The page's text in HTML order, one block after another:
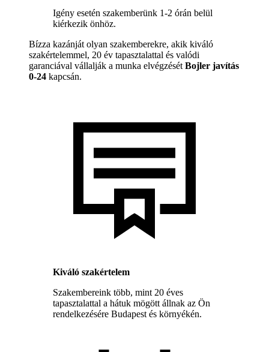
Igény esetén szakemberünk 1-2 órán belül
kiérkezik önhöz.
Bízza kazánját olyan szakemberekre, akik kiváló
szakértelemmel, 20 év tapasztalattal és valódi
garanciával vállalják a munka elvégzését Bojler javítás
0-24 kapcsán.
Kiváló szakértelem
Szakembereink több, mint 20 éves
tapasztalattal a hátuk mögött állnak az Ön
rendelkezésére Budapest és környékén.